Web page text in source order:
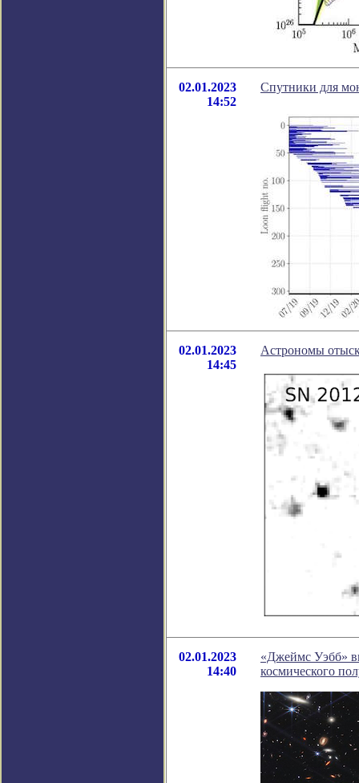
02.01.2023
14:52
Спутники для
02.01.2023
14:45
Астрономы
02.01.2023
14:40
«Джеймс Уэбб»
космического